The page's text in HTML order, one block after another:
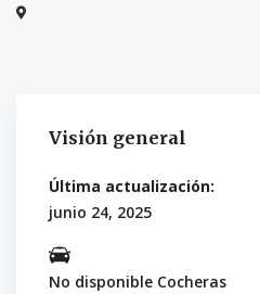
Visión general
Última actualización:
junio 24, 2025
No disponible Cocheras